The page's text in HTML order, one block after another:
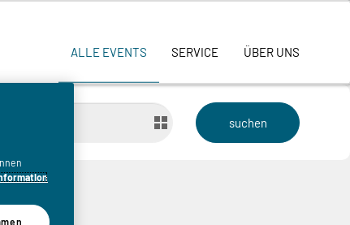
ALLE EVENTS SERVICE ÜBER UNS